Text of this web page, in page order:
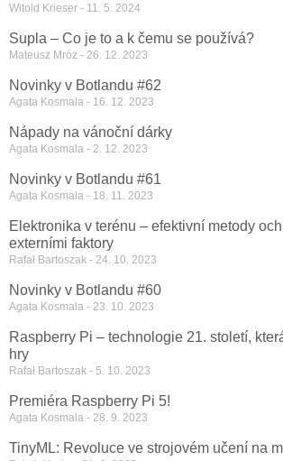
Witold Krieser 11. 5. 2024
Supla – Co je to a k čemu se používá?
Mateusz Mróz 26. 12. 2023
Novinky v Botlandu #62
Agata Kosmala 16. 12. 2023
Nápady na vánoční dárky
Agata Kosmala 2. 12. 2023
Novinky v Botlandu #61
Agata Kosmala 18. 11. 2023
Elektronika v terénu – efektivní metody
externími faktory
Rafał Bartoszak 24. 10. 2023
Novinky v Botlandu #60
Agata Kosmala 23. 10. 2023
Raspberry Pi – technologie 21. století,
hry
Rafał Bartoszak 5. 10. 2023
Premiéra Raspberry Pi 5!
Agata Kosmala 28. 9. 2023
TinyML: Revoluce ve strojovém učení na